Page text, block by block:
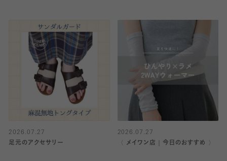
2026.07.27
足元のアクセサリー
2026.07.27
〈 メイワン店｜今日のおすすめ 〉